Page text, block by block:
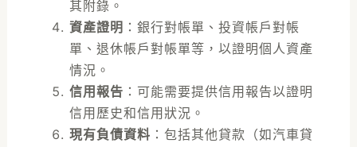
其附錄。
資產證明 ：銀行對帳單、投資帳戶對帳
單、退休帳戶對帳單等，以證明個人資產
情況。
信用報告 ：可能需要提供信用報告以證明
信用歷史和信用狀況。
現有負債資料 ：包括其他貸款（如汽車貸